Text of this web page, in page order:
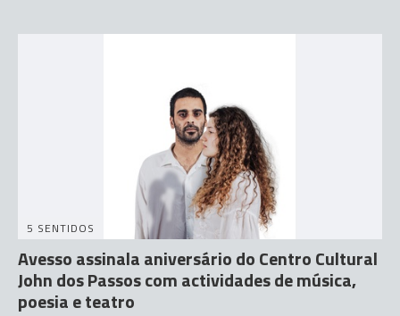
5 SENTIDOS
Avesso assinala aniversário do Centro Cultural
John dos Passos com actividades de música,
poesia e teatro